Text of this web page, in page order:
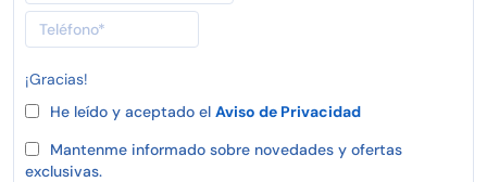
¡Gracias!
He leído y aceptado el Aviso de Privacidad
Mantenme informado sobre novedades y ofertas
exclusivas.